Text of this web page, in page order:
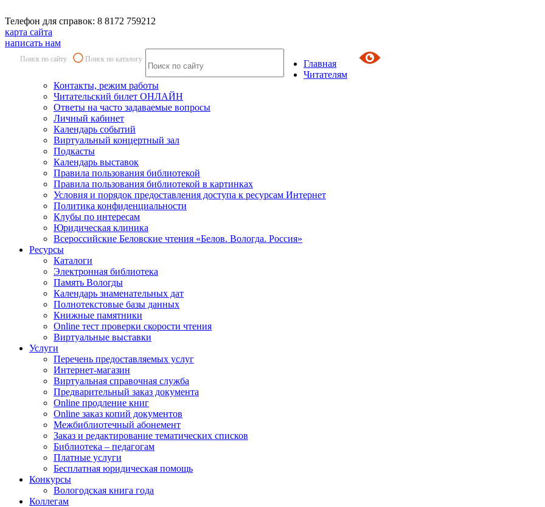
Телефон для справок: 8 8172 759212
карта сайта
написать нам
Поиск по сайту Поиск по каталогу
Главная
Читателям
Контакты, режим работы
Читательский билет ОНЛАЙН
Ответы на часто задаваемые вопросы
Личный кабинет
Календарь событий
Виртуальный концертный зал
Подкасты
Календарь выставок
Правила пользования библиотекой
Правила пользования библиотекой в картинках
Условия и порядок предоставления доступа к ресурсам Интернет
Политика конфиденциальности
Клубы по интересам
Юридическая клиника
Всероссийские Беловские чтения «Белов. Вологда. Россия»
Ресурсы
Каталоги
Электронная библиотека
Память Вологды
Календарь знаменательных дат
Полнотекстовые базы данных
Книжные памятники
Online тест проверки скорости чтения
Виртуальные выставки
Услуги
Перечень предоставляемых услуг
Интернет-магазин
Виртуальная справочная служба
Предварительный заказ документа
Online продление книг
Online заказ копий документов
Межбиблиотечный абонемент
Заказ и редактирование тематических списков
Библиотека – педагогам
Платные услуги
Бесплатная юридическая помощь
Конкурсы
Вологодская книга года
Коллегам